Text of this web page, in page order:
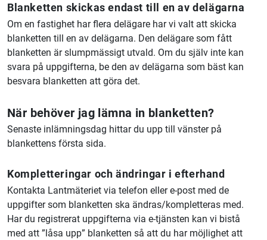
Blanketten skickas endast till en av delägarna
Om en fastighet har flera delägare har vi valt att skicka
blanketten till en av delägarna. Den delägare som fått
blanketten är slumpmässigt utvald. Om du själv inte kan
svara på uppgifterna, be den av delägarna som bäst kan
besvara blanketten att göra det.
När behöver jag lämna in blanketten?
Senaste inlämningsdag hittar du upp till vänster på
blankettens första sida.
Kompletteringar och ändringar i efterhand
Kontakta Lantmäteriet via telefon eller e-post med de
uppgifter som blanketten ska ändras/kompletteras med.
Har du registrerat uppgifterna via e-tjänsten kan vi bistå
med att ”låsa upp” blanketten så att du har möjlighet att